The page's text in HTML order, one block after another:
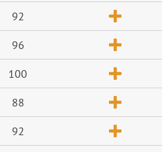
92
96
100
88
92